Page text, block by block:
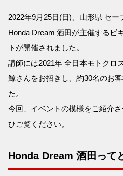
2022年9月25日(日)、山形県 セー
Honda Dream 酒田が主催するビ
トが開催されました。
講師には2021年 全日本モトクロ
鯨さんをお招きし、約30名のお
た。
今回、イベントの模様をご紹介
ひご覧ください。
Honda Dream 酒田って